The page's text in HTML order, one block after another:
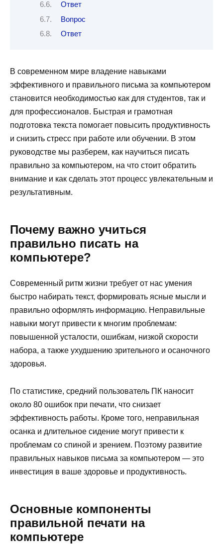
Ответ
Вопрос
Ответ
В современном мире владение навыками
эффективного и правильного письма за компьютером
становится необходимостью как для студентов, так и
для профессионалов. Быстрая и грамотная
подготовка текста помогает повысить продуктивность
и снизить стресс при работе или обучении. В этом
руководстве мы разберем, как научиться писать
правильно за компьютером, на что стоит обратить
внимание и как сделать этот процесс увлекательным и
результативным.
Почему важно учиться
правильно писать на
компьютере?
Современный ритм жизни требует от нас умения
быстро набирать текст, формировать ясные мысли и
правильно оформлять информацию. Неправильные
навыки могут привести к многим проблемам:
повышенной усталости, ошибкам, низкой скорости
набора, а также ухудшению зрительного и осаночного
здоровья.
По статистике, средний пользователь ПК наносит
около 80 ошибок при печати, что снизает
эффективность работы. Кроме того, неправильная
осанка и длительное сидение могут привести к
проблемам со спиной и зрением. Поэтому развитие
правильных навыков письма за компьютером — это
инвестиция в ваше здоровье и продуктивность.
Основные компоненты
правильной печати на
компьютере